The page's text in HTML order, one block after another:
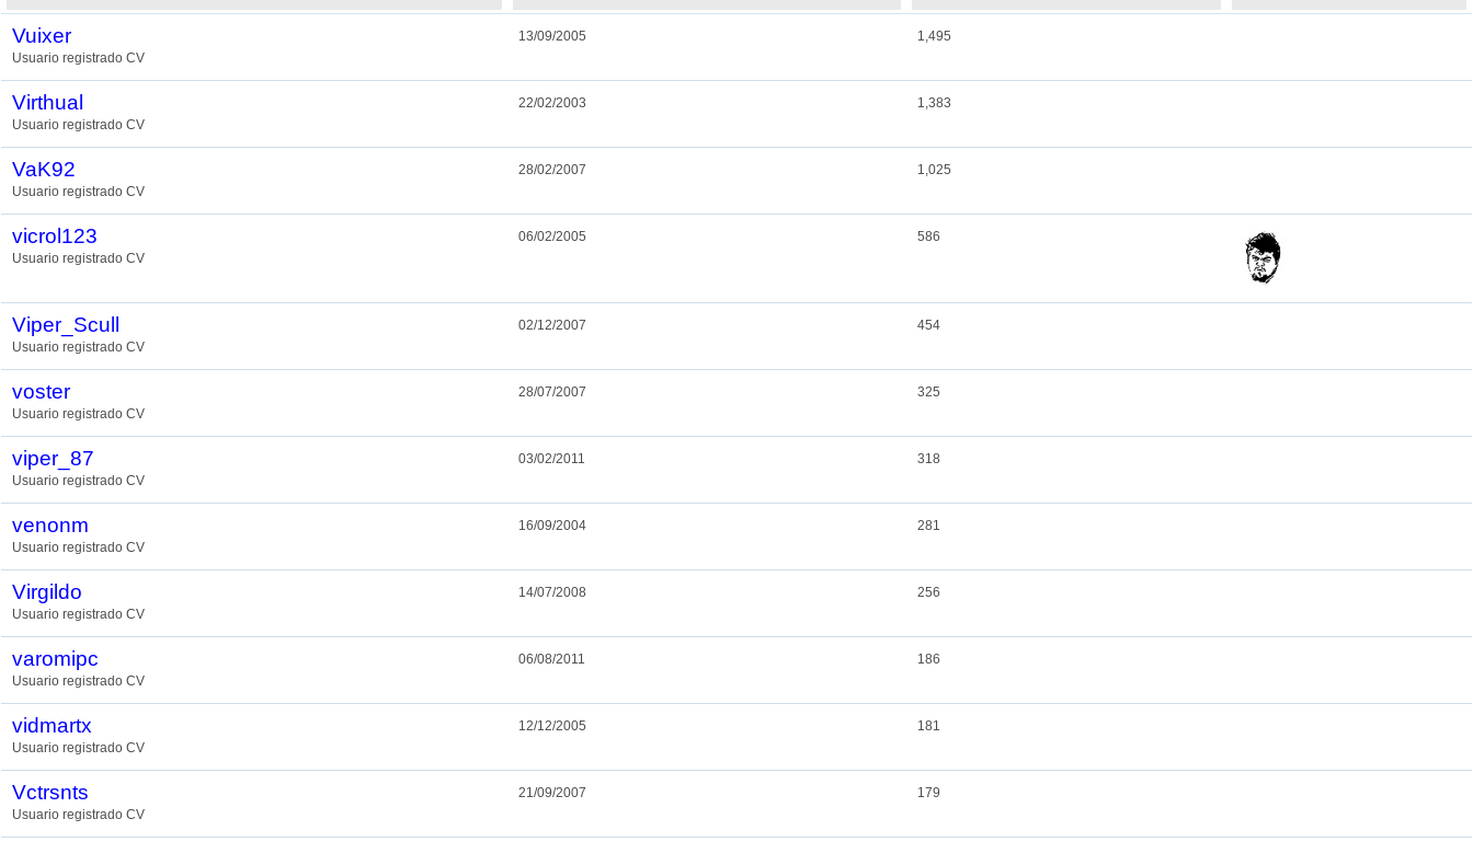
Vuixer
Usuario registrado CV
13/09/2005 1,495
Virthual
Usuario registrado CV
22/02/2003 1,383
VaK92
Usuario registrado CV
28/02/2007 1,025
vicrol123
Usuario registrado CV
06/02/2005 586
Viper_Scull
Usuario registrado CV
02/12/2007 454
voster
Usuario registrado CV
28/07/2007 325
viper_87
Usuario registrado CV
03/02/2011 318
venonm
Usuario registrado CV
16/09/2004 281
Virgildo
Usuario registrado CV
14/07/2008 256
varomipc
Usuario registrado CV
06/08/2011 186
vidmartx
Usuario registrado CV
12/12/2005 181
Vctrsnts
Usuario registrado CV
21/09/2007 179